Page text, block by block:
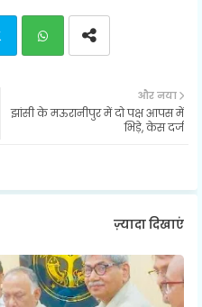
ats
p
और नया
झांसी के मऊरानीपुर में दो पक्ष आपस में
भिड़े, केस दर्ज
ज़्यादा दिखाएं